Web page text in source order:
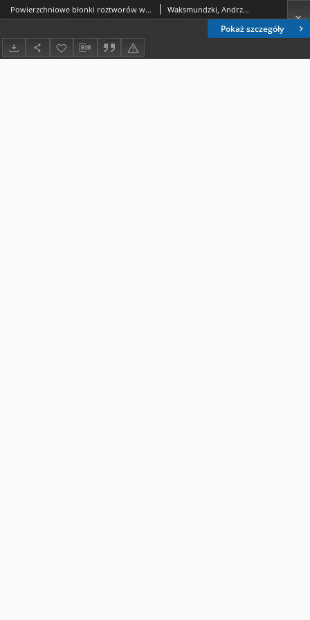
Pokaż szczegóły
Powierzchniowe błonki roztworów wodnych pirydyny i niektórych jej metylopochodnych = The surface layers of the solutions of pyridine and some their methylderivates Waksmundzki, Andrzej (1910-1998).